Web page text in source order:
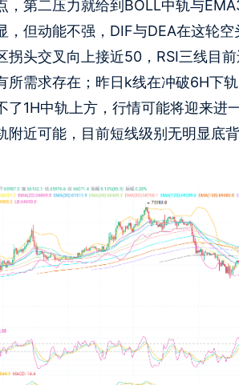
，第二压力就给到BOLL中轨与
，但动能不强，DIF与DEA在这轮
拐头交叉向上接近50，RSI三线目
所需求存在；昨日k线在冲破6H下
了1H中轨上方，行情可能将迎来进
附近可能，目前短线级别无明显底